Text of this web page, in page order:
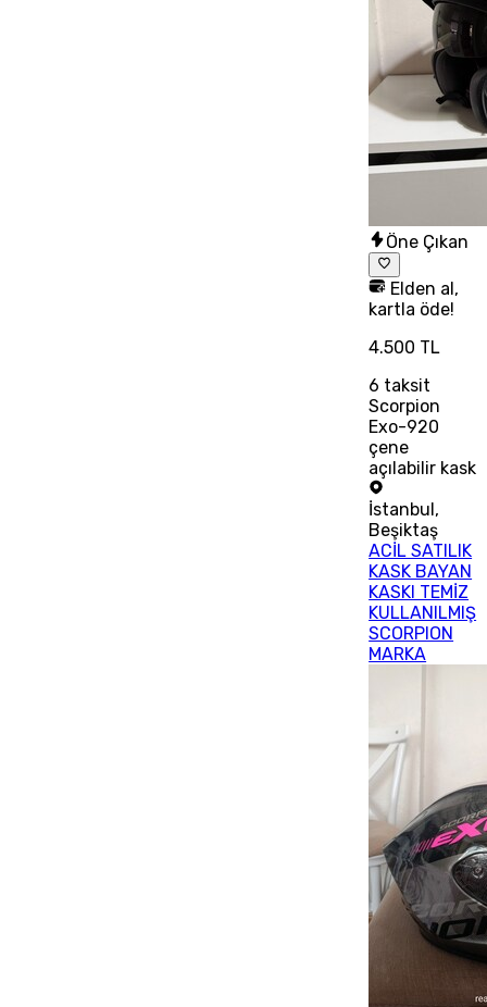
Öne Çıkan
Elden al,
kartla öde!
4.500 TL
6 taksit
Scorpion
Exo-920
çene
açılabilir kask
İstanbul,
Beşiktaş
ACİL SATILIK
KASK BAYAN
KASKI TEMİZ
KULLANILMIŞ
SCORPION
MARKA